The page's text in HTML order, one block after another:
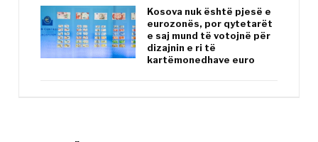
Kosova nuk është pjesë e
eurozonës, por qytetarët
e saj mund të votojnë për
dizajnin e ri të
kartëmonedhave euro